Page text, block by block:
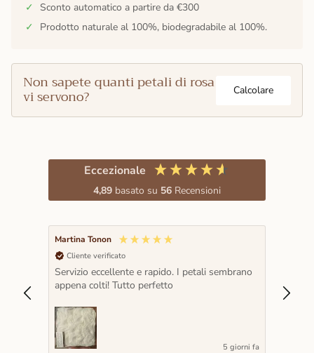
✓
Sconto automatico a partire da €300
✓
Prodotto naturale al 100%, biodegradabile al 100%.
Non sapete quanti petali di rosa
vi servono? Calcolare
Eccezionale
4,89 basato su 56 Recensioni
Martina Tonon
Cliente verificato
Servizio eccellente e rapido. I petali sembrano
appena colti! Tutto perfetto
5 giorni fa
colori